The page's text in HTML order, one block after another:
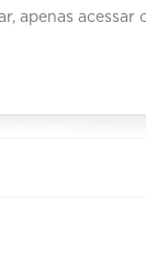
apenas